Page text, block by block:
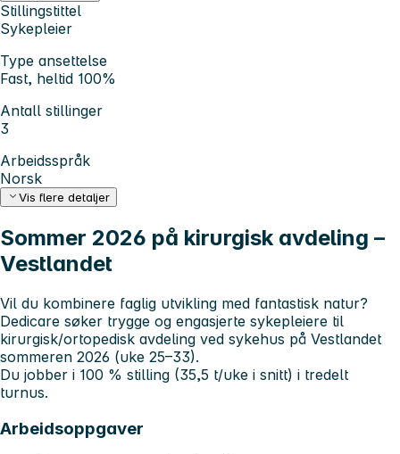
Stillingstittel
Sykepleier
Type ansettelse
Fast, heltid 100%
Antall stillinger
3
Arbeidsspråk
Norsk
Vis flere detaljer
Sommer 2026 på kirurgisk avdeling –
Vestlandet
Vil du kombinere faglig utvikling med fantastisk natur?
Dedicare søker trygge og engasjerte sykepleiere til
kirurgisk/ortopedisk avdeling ved sykehus på Vestlandet
sommeren 2026 (uke 25–33).
Du jobber i 100 % stilling (35,5 t/uke i snitt) i tredelt
turnus.
Arbeidsoppgaver